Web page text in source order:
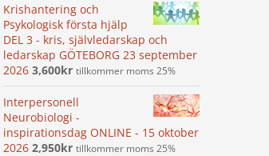
Krishantering och
Psykologisk första hjälp
DEL 3 - kris, självledarskap och
ledarskap GÖTEBORG 23 september
2026 3,600kr tillkommer moms 25%
Interpersonell
Neurobiologi -
inspirationsdag ONLINE - 15 oktober
2026 2,950kr tillkommer moms 25%